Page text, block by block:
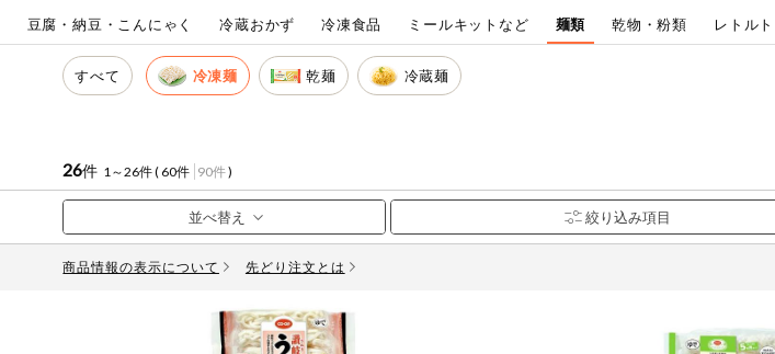
登録から開始まで
注文番号注文
お気に入り注文
注文履歴注文
米・雑穀など
パン・ジャム
豆腐・納豆・
こんにゃく
メーカー名
カテゴリ
豆腐・納豆・こんにゃく 冷蔵おかず 冷凍食品 ミールキットなど 麺類 乾物・粉類 レトル
すべて 冷凍麺 乾麺 冷蔵麺
26件 1～26件 ( 60件 90件)
商品情報の表示について 先どり注文とは